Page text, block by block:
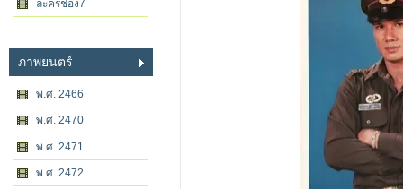
ละครช่อง7
ภาพยนตร์
พ.ศ. 2466
พ.ศ. 2470
พ.ศ. 2471
พ.ศ. 2472